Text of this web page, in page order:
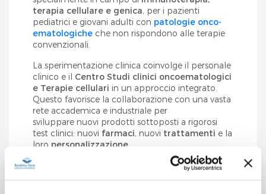
terapia cellulare e genica, per i pazienti
pediatrici e giovani adulti con patologie onco-
ematologiche che non rispondono alle terapie
convenzionali.
La sperimentazione clinica coinvolge il personale
clinico e il Centro Studi clinici oncoematologici
e Terapie cellulari in un approccio integrato.
Questo favorisce la collaborazione con una vasta
rete accademica e industriale per
sviluppare nuovi prodotti sottoposti a rigorosi
test clinici: nuovi farmaci, nuovi trattamenti e la
loro personalizzazione
La creazione di un
Clinical Trial Quality Team